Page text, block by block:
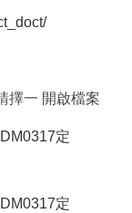
擇一 開啟檔案
定
定